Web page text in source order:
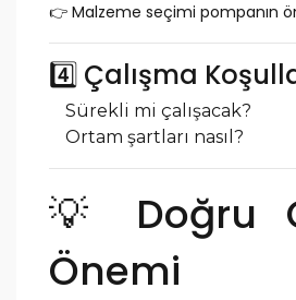
👉 Malzeme seçimi pompanın
4️⃣ Çalışma
Sürekli mi çalışacak?
Ortam şartları nasıl?
💡 Doğru
Önemi